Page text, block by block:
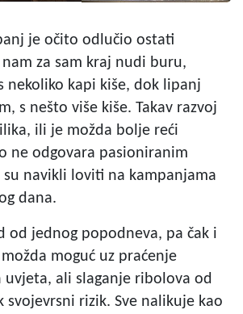
je očito odlučio ostati
za sam kraj nudi buru,
nekoliko kapi kiše, dok lipanj
s nešto više kiše. Takav razvoj
ili je možda bolje reći
ne odgovara pasioniranim
navikli loviti na kampanjama
dana.
od jednog popodneva, pa čak i
moguć uz praćenje
uvjeta, ali slaganje ribolova od
svojevrsni rizik. Sve nalikuje kao